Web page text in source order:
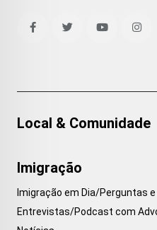
Local & Comunidade
Imigração
Imigração em Dia/Perguntas
Entrevistas/Podcast com